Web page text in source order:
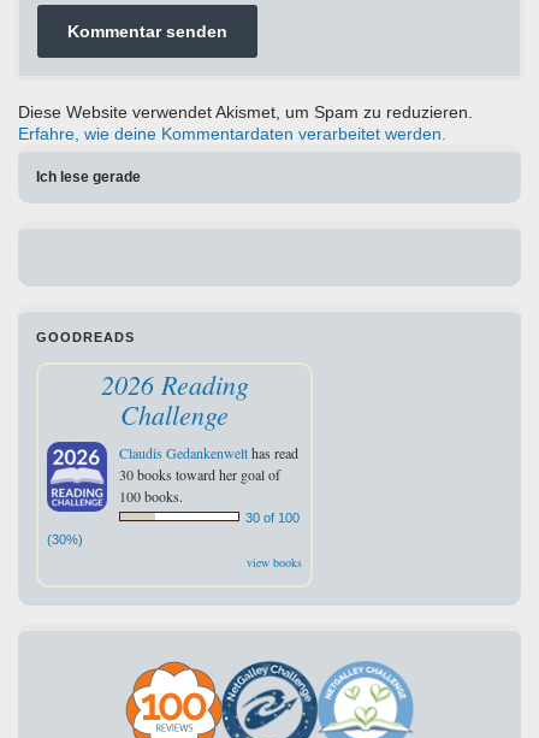
Diese Website verwendet Akismet, um Spam zu reduzieren.
Erfahre, wie deine Kommentardaten verarbeitet werden.
Ich lese gerade
GOODREADS
2026 Reading
Challenge
Claudis Gedankenwelthas read
30 books toward her goal of
100 books.
30 of 100
(30%)
view books